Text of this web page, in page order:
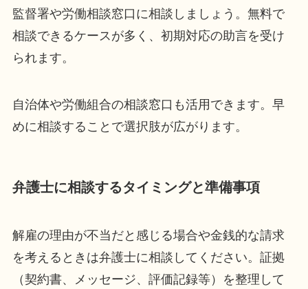
監督署や労働相談窓口に相談しましょう。無料で
相談できるケースが多く、初期対応の助言を受け
られます。
自治体や労働組合の相談窓口も活用できます。早
めに相談することで選択肢が広がります。
弁護士に相談するタイミングと準備事項
解雇の理由が不当だと感じる場合や金銭的な請求
を考えるときは弁護士に相談してください。証拠
（契約書、メッセージ、評価記録等）を整理して